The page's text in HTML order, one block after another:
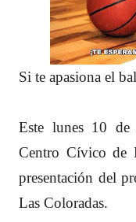
Si te apasiona el
Este lunes 10
Centro Cívico de
presentación del
Las Coloradas.